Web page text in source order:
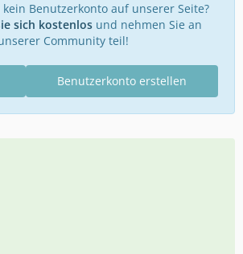
Benutzerkonto auf unserer Seite?
sich kostenlosund nehmen Sie an
Community teil!
Benutzerkonto erstellen